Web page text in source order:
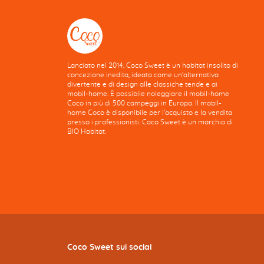
Lanciato nel 2014, Coco Sweet è un habitat insolito di
concezione inedita, ideato come un'alternativa
divertente e di design alle classiche tende e ai
mobil-home. È possibile noleggiare il mobil-home
Coco in più di 500 campeggi in Europa. Il mobil-
home Coco è disponibile per l'acquisto e la vendita
presso i professionisti. Coco Sweet è un marchio di
BIO Habitat.
Coco Sweet sui social